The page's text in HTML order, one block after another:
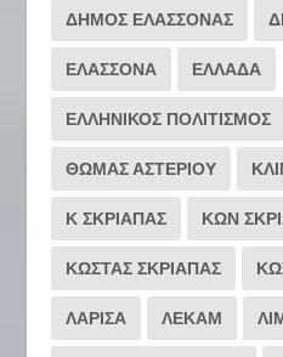
ΔΗΜΟΣ ΕΛΑΣΣΟΝΑΣ
ΕΛΑΣΣΟΝΑ ΕΛΛΑΔΑ
ΕΛΛΗΝΙΚΟΣ ΠΟΛΙΤΙΣΜΟΣ
ΘΩΜΑΣ ΑΣΤΕΡΙΟΥ
Κ ΣΚΡΙΑΠΑΣ ΚΩΝ
ΚΩΣΤΑΣ ΣΚΡΙΑΠΑΣ
ΛΑΡΙΣΑ ΛΕΚΑΜ